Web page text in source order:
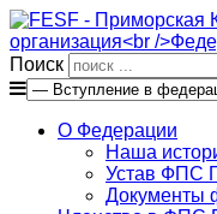
Поиск
О Федерации
Наша
Устав ФПС
Документы